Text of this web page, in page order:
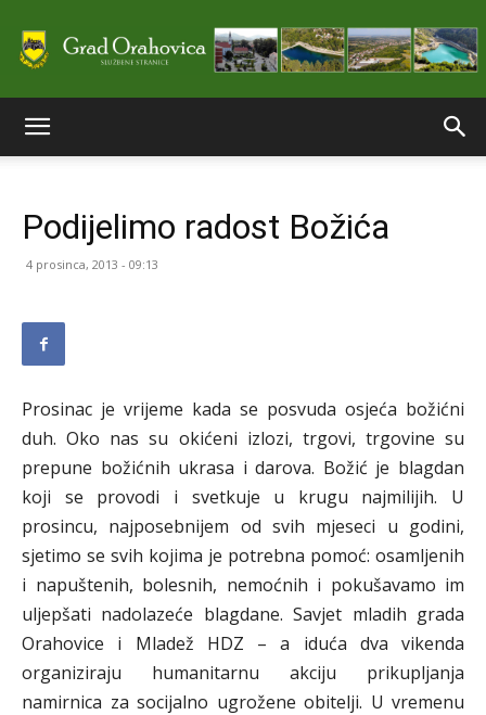
stranice
Orahovice
Podijelimo radost Božića
4 prosinca, 2013 - 09:13
Prosinac je vrijeme kada se posvuda osjeća božićni
duh. Oko nas su okićeni izlozi, trgovi, trgovine su
prepune božićnih ukrasa i darova. Božić je blagdan
koji se provodi i svetkuje u krugu najmilijih. U
prosincu, najposebnijem od svih mjeseci u godini,
sjetimo se svih kojima je potrebna pomoć: osamljenih
i napuštenih, bolesnih, nemoćnih i pokušavamo im
uljepšati nadolazeće blagdane. Savjet mladih grada
Orahovice i Mladež HDZ – a iduća dva vikenda
organiziraju humanitarnu akciju prikupljanja
namirnica za socijalno ugrožene obitelji. U vremenu